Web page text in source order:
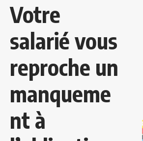
Votre
salarié vous
reproche un
manqueme
nt à